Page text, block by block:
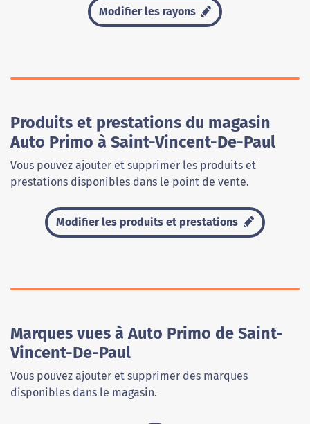
Modifier les rayons
Produits et prestations du magasin
Auto Primo à Saint-Vincent-De-Paul
Vous pouvez ajouter et supprimer les produits et
prestations disponibles dans le point de vente.
Modifier les produits et prestations
Marques vues à Auto Primo de Saint-
Vincent-De-Paul
Vous pouvez ajouter et supprimer des marques
disponibles dans le magasin.